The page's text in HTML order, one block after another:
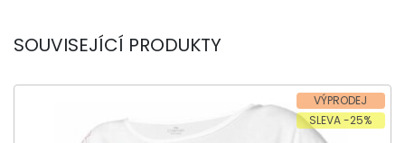
SOUVISEJÍCÍ PRODUKTY
VÝPRODEJ
SLEVA -25%